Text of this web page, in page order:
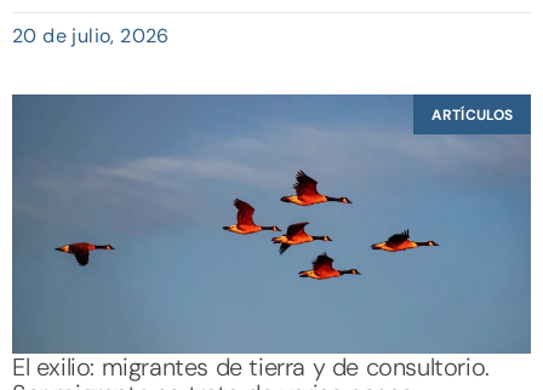
20 de julio, 2026
ARTÍCULOS
El exilio: migrantes de tierra y de consultorio.